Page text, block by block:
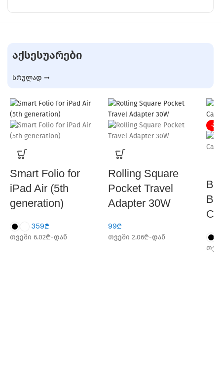
ᲐᲥᲡᲔᲡᲣᲐᲠᲔᲑᲘ
სრულად ➞
Smart Folio for
iPad Air (5th
generation)
359₾
თვეში 6.02₾-დან
Rolling Square
Pocket Travel
Adapter 30W
99₾
თვეში 2.06₾-დან
-